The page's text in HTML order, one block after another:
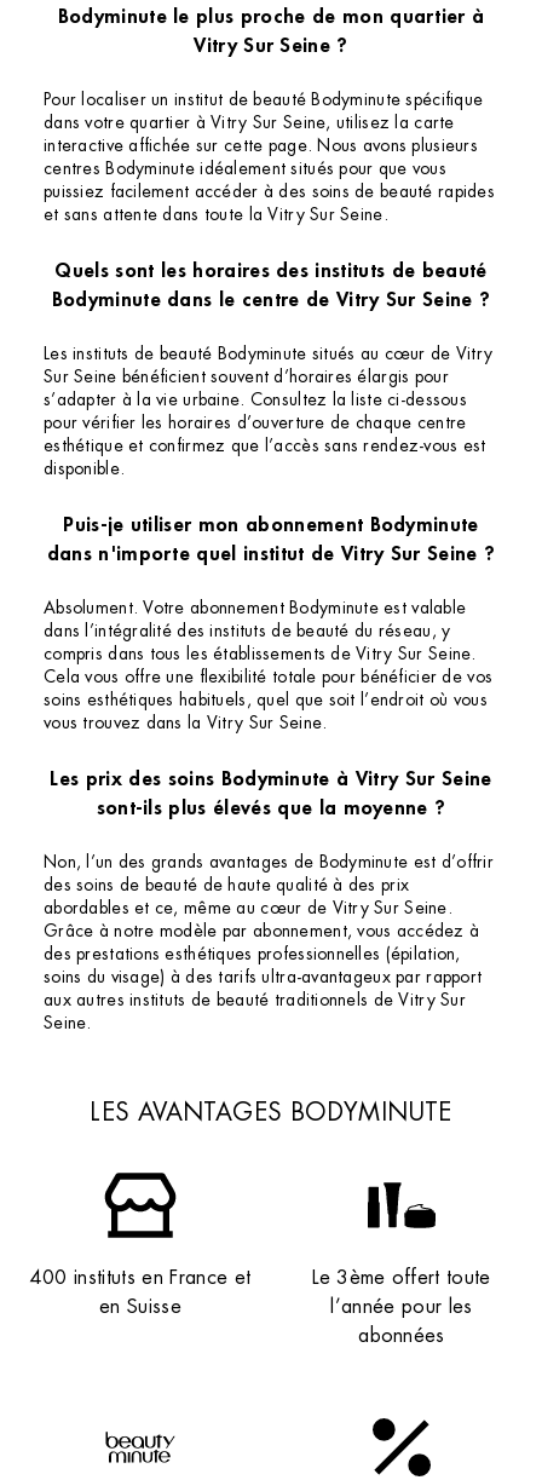
Bodyminute le plus proche de mon quartier à
Vitry Sur Seine ?
Pour localiser un institut de beauté Bodyminute spécifique
dans votre quartier à Vitry Sur Seine, utilisez la carte
interactive affichée sur cette page. Nous avons plusieurs
centres Bodyminute idéalement situés pour que vous
puissiez facilement accéder à des soins de beauté rapides
et sans attente dans toute la Vitry Sur Seine.
Quels sont les horaires des instituts de beauté
Bodyminute dans le centre de Vitry Sur Seine ?
Les instituts de beauté Bodyminute situés au cœur de Vitry
Sur Seine bénéficient souvent d’horaires élargis pour
s’adapter à la vie urbaine. Consultez la liste ci-dessous
pour vérifier les horaires d’ouverture de chaque centre
esthétique et confirmez que l’accès sans rendez-vous est
disponible.
Puis-je utiliser mon abonnement Bodyminute
dans n'importe quel institut de Vitry Sur Seine ?
Absolument. Votre abonnement Bodyminute est valable
dans l’intégralité des instituts de beauté du réseau, y
compris dans tous les établissements de Vitry Sur Seine.
Cela vous offre une flexibilité totale pour bénéficier de vos
soins esthétiques habituels, quel que soit l’endroit où vous
vous trouvez dans la Vitry Sur Seine.
Les prix des soins Bodyminute à Vitry Sur Seine
sont-ils plus élevés que la moyenne ?
Non, l’un des grands avantages de Bodyminute est d’offrir
des soins de beauté de haute qualité à des prix
abordables et ce, même au cœur de Vitry Sur Seine.
Grâce à notre modèle par abonnement, vous accédez à
des prestations esthétiques professionnelles (épilation,
soins du visage) à des tarifs ultra-avantageux par rapport
aux autres instituts de beauté traditionnels de Vitry Sur
Seine.
LES AVANTAGES BODYMINUTE
400 instituts en France et
en Suisse
Le 3ème offert toute
l’année pour les
abonnées